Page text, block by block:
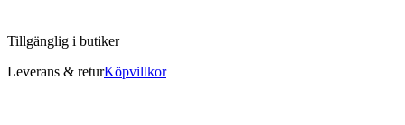
Tillgänglig i butiker
Leverans & returKöpvillkor